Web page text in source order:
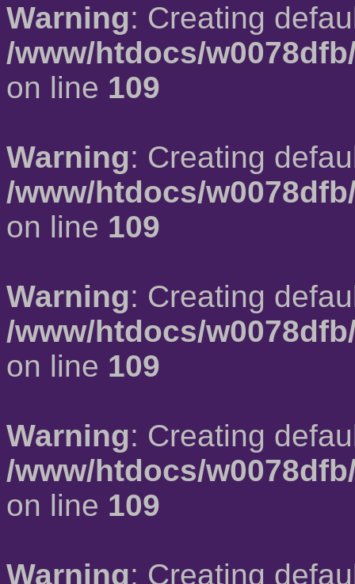
Warning: Creating
/www/htdocs/
on line 109
Warning: Creating
/www/htdocs/
on line 109
Warning: Creating
/www/htdocs/
on line 109
Warning: Creating
/www/htdocs/
on line 109
Warning: Creating